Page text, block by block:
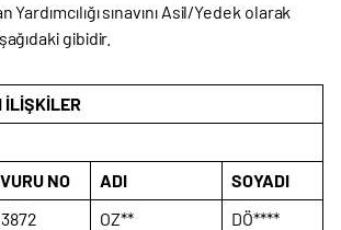
Yardımcılığı sınavını Asil/Yedek olarak
gibidir.
İLİŞKİLER
NO ADI
SOYADI
OZ**
DÖ****